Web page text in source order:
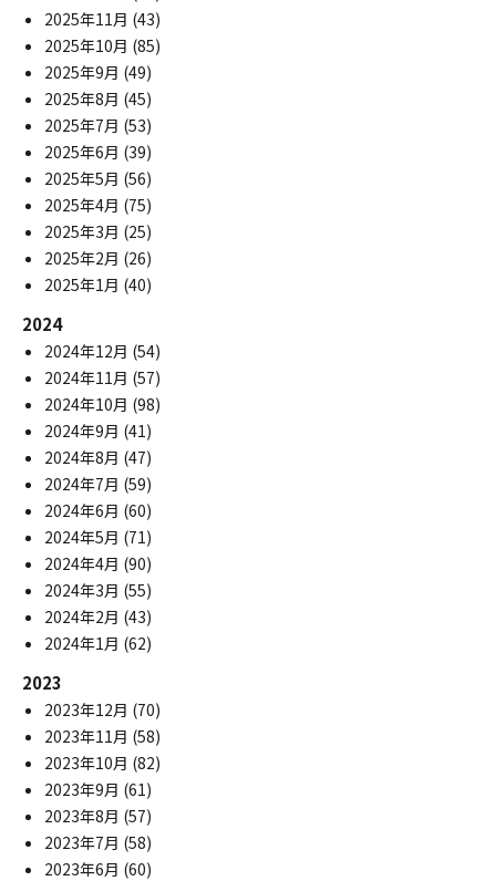
2025年11月 (43)
2025年10月 (85)
2025年9月 (49)
2025年8月 (45)
2025年7月 (53)
2025年6月 (39)
2025年5月 (56)
2025年4月 (75)
2025年3月 (25)
2025年2月 (26)
2025年1月 (40)
2024
2024年12月 (54)
2024年11月 (57)
2024年10月 (98)
2024年9月 (41)
2024年8月 (47)
2024年7月 (59)
2024年6月 (60)
2024年5月 (71)
2024年4月 (90)
2024年3月 (55)
2024年2月 (43)
2024年1月 (62)
2023
2023年12月 (70)
2023年11月 (58)
2023年10月 (82)
2023年9月 (61)
2023年8月 (57)
2023年7月 (58)
2023年6月 (60)